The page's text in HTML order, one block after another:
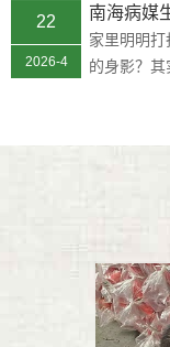
22
2026-4
南海病媒
没点
家里明明
的身影？其